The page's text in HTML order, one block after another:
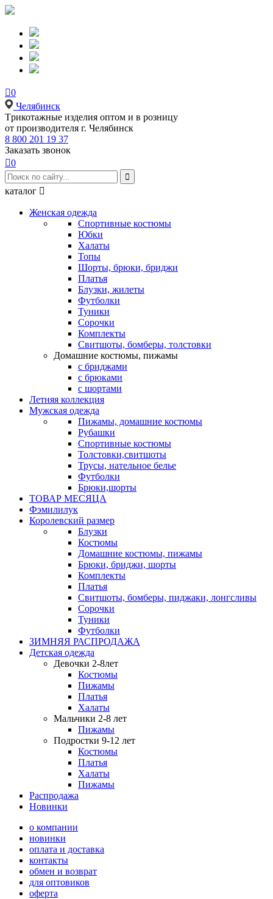
0
Челябинск
Tрикотажные изделия оптом и в розницу
от производителя г. Челябинск
8 800 201 19 37
Заказать звонок
0

каталог 
Женская одежда
Спортивные костюмы
Юбки
Халаты
Топы
Шорты, брюки, бриджи
Платья
Блузки, жилеты
Футболки
Туники
Сорочки
Комплекты
Свитшоты, бомберы, толстовки
Домашние костюмы, пижамы
с бриджами
с брюками
с шортами
Летняя коллекция
Мужская одежда
Пижамы, домашние костюмы
Рубашки
Спортивные костюмы
Толстовки,свитшоты
Трусы, нательное белье
Футболки
Брюки,шорты
ТОВАР МЕСЯЦА
Фэмилилук
Королевский размер
Блузки
Костюмы
Домашние костюмы, пижамы
Брюки, бриджи, шорты
Комплекты
Платья
Свитшоты, бомберы, пиджаки, лонгсливы
Сорочки
Туники
Футболки
ЗИМНЯЯ РАСПРОДАЖА
Детская одежда
Девочки 2-8лет
Костюмы
Пижамы
Платья
Халаты
Мальчики 2-8 лет
Пижамы
Подростки 9-12 лет
Костюмы
Платья
Халаты
Пижамы
Распродажа
Новинки
о компании
новинки
оплата и доставка
контакты
обмен и возврат
для оптовиков
оферта